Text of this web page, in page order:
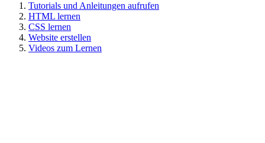
Tutorials und Anleitungen aufrufen
HTML lernen
CSS lernen
Website erstellen
Videos zum Lernen